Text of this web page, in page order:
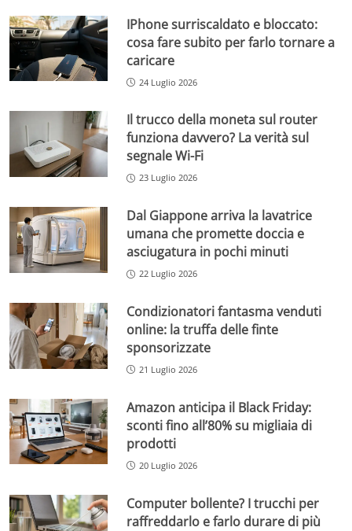
IPhone surriscaldato e bloccato:
cosa fare subito per farlo tornare a
caricare
24 Luglio 2026
Il trucco della moneta sul router
funziona davvero? La verità sul
segnale Wi-Fi
23 Luglio 2026
Dal Giappone arriva la lavatrice
umana che promette doccia e
asciugatura in pochi minuti
22 Luglio 2026
Condizionatori fantasma venduti
online: la truffa delle finte
sponsorizzate
21 Luglio 2026
Amazon anticipa il Black Friday:
sconti fino all’80% su migliaia di
prodotti
20 Luglio 2026
Computer bollente? I trucchi per
raffreddarlo e farlo durare di più